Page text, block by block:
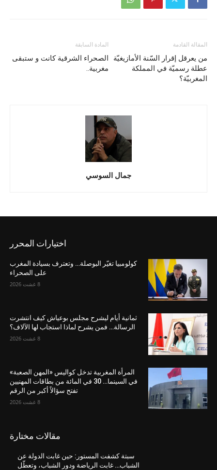
المادة السابقة
الصحراء الشرقية كانت و ستبقى
مغربية..
المقالة القادمة
من يعرقل إقرار السّنة الأمازيغيّة
عطلة رسميّة في المملكة
المغربيّة؟
جمال السوسي
اختيارات المحرر
كولومبيا تغيّر البوصلة… وتعترف بسيادة المغرب
على الصحراء
8 غشت 2026
ثمانية أيام ليشرح مجلس بوعياش كيف انتشرت
الرسالة… فمن يشرح لماذا استجاب لها الآلاف؟
8 غشت 2026
المرأة المغربية تدخل كواليس «المهن الصعبة»
في السينما… 30 في المائة من بطاقات المهنيين
تفتح سؤالاً أكبر من الرقم
8 غشت 2026
مقالات مختارة
سبتة كشفت المستور: حين غابت الدولة عن
الشباب… غابت الرياضة ودور الشباب، وتعطّل